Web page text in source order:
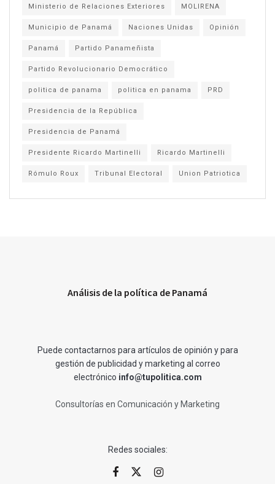
Ministerio de Relaciones Exteriores MOLIRENA
Municipio de Panamá Naciones Unidas Opinión
Panamá Partido Panameñista
Partido Revolucionario Democrático
politica de panama politica en panama PRD
Presidencia de la República
Presidencia de Panamá
Presidente Ricardo Martinelli Ricardo Martinelli
Rómulo Roux Tribunal Electoral Union Patriotica
Análisis de la política de Panamá
Puede contactarnos para artículos de opinión y para
gestión de publicidad y marketing al correo
electrónico info@tupolitica.com
Consultorías en Comunicación y Marketing
Redes sociales: